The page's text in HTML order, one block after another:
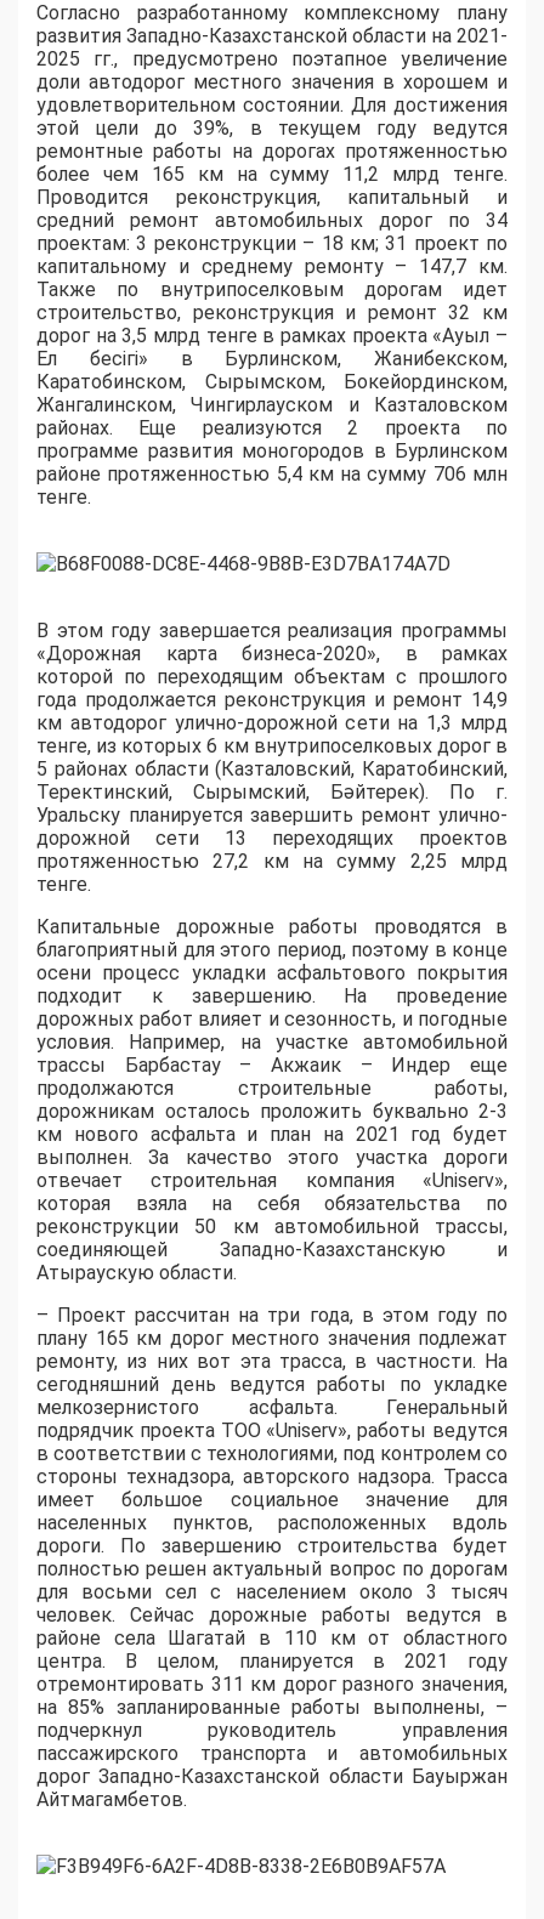
Согласно разработанному комплексному плану
развития Западно-Казахстанской области на 2021-
2025 гг., предусмотрено поэтапное увеличение
доли автодорог местного значения в хорошем и
удовлетворительном состоянии. Для достижения
этой цели до 39%, в текущем году ведутся
ремонтные работы на дорогах протяженностью
более чем 165 км на сумму 11,2 млрд тенге.
Проводится реконструкция, капитальный и
средний ремонт автомобильных дорог по 34
проектам: 3 реконструкции – 18 км; 31 проект по
капитальному и среднему ремонту – 147,7 км.
Также по внутрипоселковым дорогам идет
строительство, реконструкция и ремонт 32 км
дорог на 3,5 млрд тенге в рамках проекта «Ауыл –
Ел бесігі» в Бурлинском, Жанибекском,
Каратобинском, Сырымском, Бокейординском,
Жангалинском, Чингирлауском и Казталовском
районах. Еще реализуются 2 проекта по
программе развития моногородов в Бурлинском
районе протяженностью 5,4 км на сумму 706 млн
тенге.
В этом году завершается реализация программы
«Дорожная карта бизнеса-2020», в рамках
которой по переходящим объектам с прошлого
года продолжается реконструкция и ремонт 14,9
км автодорог улично-дорожной сети на 1,3 млрд
тенге, из которых 6 км внутрипоселковых дорог в
5 районах области (Казталовский, Каратобинский,
Теректинский, Сырымский, Бәйтерек). По г.
Уральску планируется завершить ремонт улично-
дорожной сети 13 переходящих проектов
протяженностью 27,2 км на сумму 2,25 млрд
тенге.
Капитальные дорожные работы проводятся в
благоприятный для этого период, поэтому в конце
осени процесс укладки асфальтового покрытия
подходит к завершению. На проведение
дорожных работ влияет и сезонность, и погодные
условия. Например, на участке автомобильной
трассы Барбастау – Акжаик – Индер еще
продолжаются строительные работы,
дорожникам осталось проложить буквально 2-3
км нового асфальта и план на 2021 год будет
выполнен. За качество этого участка дороги
отвечает строительная компания «Uniserv»,
которая взяла на себя обязательства по
реконструкции 50 км автомобильной трассы,
соединяющей Западно-Казахстанскую и
Атыраускую области.
– Проект рассчитан на три года, в этом году по
плану 165 км дорог местного значения подлежат
ремонту, из них вот эта трасса, в частности. На
сегодняшний день ведутся работы по укладке
мелкозернистого асфальта. Генеральный
подрядчик проекта ТОО «Uniserv», работы ведутся
в соответствии с технологиями, под контролем со
стороны технадзора, авторского надзора. Трасса
имеет большое социальное значение для
населенных пунктов, расположенных вдоль
дороги. По завершению строительства будет
полностью решен актуальный вопрос по дорогам
для восьми сел с населением около 3 тысяч
человек. Сейчас дорожные работы ведутся в
районе села Шагатай в 110 км от областного
центра. В целом, планируется в 2021 году
отремонтировать 311 км дорог разного значения,
на 85% запланированные работы выполнены, –
подчеркнул руководитель управления
пассажирского транспорта и автомобильных
дорог Западно-Казахстанской области Бауыржан
Айтмагамбетов.